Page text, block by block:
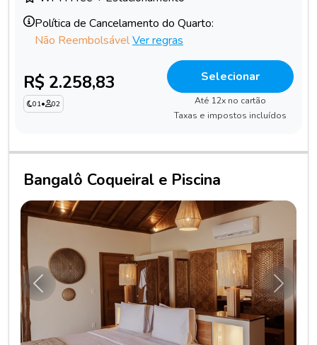
Política de Cancelamento do Quarto:
Não ReembolsávelVer regras
R$ 2.258,83
01• 02
Selecionar
Até 12x no cartão
Taxas e impostos incluídos
Bangalô Coqueiral e Piscina
Anterior